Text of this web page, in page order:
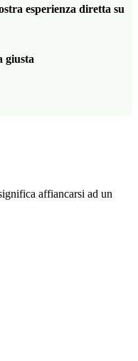
esperienza diretta su
giusta
affiancarsi ad un